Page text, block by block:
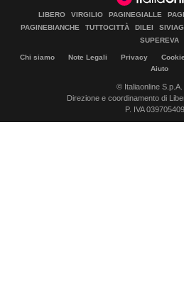
LIBERO VIRGILIO PAGINEGIALLE
PAGINEBIANCHE
TUTTOCITTÀ DILEI
SUPEREVA
Chi siamo Note Legali Privacy
Aiuto
© Italiaonline
Direzione e coordinamento di
P. IVA